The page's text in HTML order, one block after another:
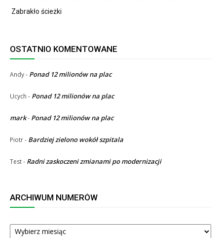
Zabrakło ścieżki
OSTATNIO KOMENTOWANE
Andy- Ponad 12 milionów na plac
Ucych - Ponad 12 milionów na plac
mark- Ponad 12 milionów na plac
Piotr- Bardziej zielono wokół szpitala
Test- Radni zaskoczeni zmianami po modernizacji
ARCHIWUM NUMERÓW
ARCHIWUM
NUMERÓW